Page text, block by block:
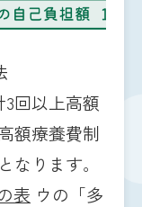
回以上高額
額療養費制
なります。
表 ウの「多